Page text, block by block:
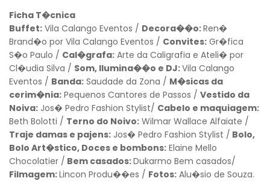
Voltar
Ficha T�cnica
Buffet: Vila Calango Eventos / Decora��o:Ren�
Brand�o por Vila Calango Eventos / Convites: Gr�fica
S�o Paulo / Cal�grafa: Arte da Caligrafia e Ateli� por
Cl�udia Silva / Som, Ilumina��o e DJ:Vila Calango
Eventos / Banda: Saudade da Zona / M�sicas da
cerim�nia: Pequenos Cantores de Passos / Vestido da
Noiva: Jos� Pedro Fashion Stylist/ Cabelo e maquiagem:
Beth Bolotti / Terno do Noivo: Wilmar Wallace Alfaiate /
Traje damas e pajens: Jos� Pedro Fashion Stylist / Bolo,
Bolo Art�stico, Doces e bombons: Elaine Mello
Chocolatier / Bem casados:Dukarmo Bem casados/
Filmagem:Lincon Produ��es / Fotos: Alu�sio de Souza.